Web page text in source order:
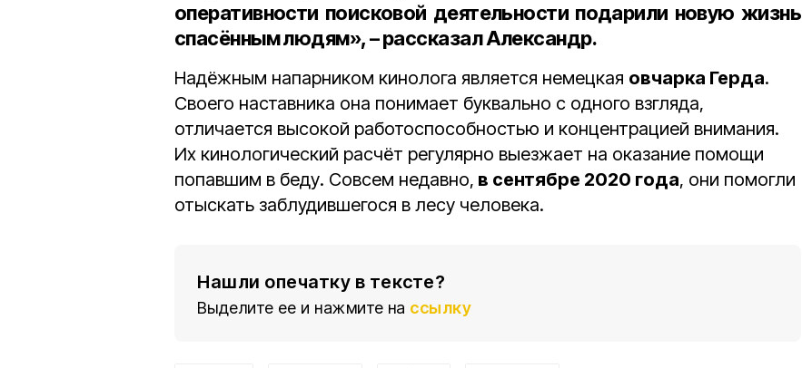
оперативности поисковой деятельности подарили новую жизнь
спасённым людям», – рассказал Александр.
Надёжным напарником кинолога является немецкая овчарка Герда.
Своего наставника она понимает буквально с одного взгляда,
отличается высокой работоспособностью и концентрацией внимания.
Их кинологический расчёт регулярно выезжает на оказание помощи
попавшим в беду. Совсем недавно, в сентябре 2020 года, они помогли
отыскать заблудившегося в лесу человека.
Нашли опечатку в тексте?
Выделите ее и нажмите на ссылку